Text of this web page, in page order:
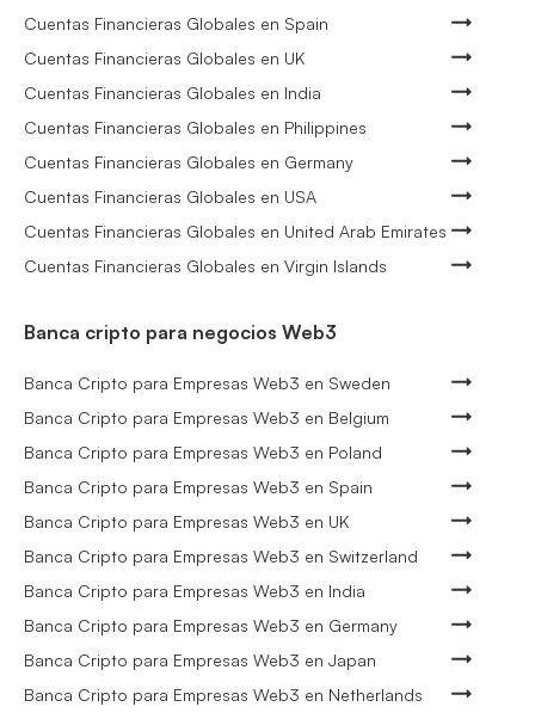
Cuentas Financieras Globales en Spain
Cuentas Financieras Globales en UK
Cuentas Financieras Globales en India
Cuentas Financieras Globales en Philippines
Cuentas Financieras Globales en Germany
Cuentas Financieras Globales en USA
Cuentas Financieras Globales en United Arab Emirates
Cuentas Financieras Globales en Virgin Islands
Banca cripto para negocios Web3
Banca Cripto para Empresas Web3 en Sweden
Banca Cripto para Empresas Web3 en Belgium
Banca Cripto para Empresas Web3 en Poland
Banca Cripto para Empresas Web3 en Spain
Banca Cripto para Empresas Web3 en UK
Banca Cripto para Empresas Web3 en Switzerland
Banca Cripto para Empresas Web3 en India
Banca Cripto para Empresas Web3 en Germany
Banca Cripto para Empresas Web3 en Japan
Banca Cripto para Empresas Web3 en Netherlands